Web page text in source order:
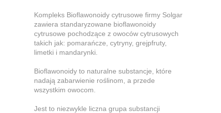
Kompleks Bioflawonoidy cytrusowe firmy Solgar
zawiera standaryzowane bioflawonoidy
cytrusowe pochodzące z owoców cytrusowych
takich jak: pomarańcze, cytryny, grejpfruty,
limetki i mandarynki.
Bioflawonoidy to naturalne substancje, które
nadają zabarwienie roślinom, a przede
wszystkim owocom.
Jest to niezwykle liczna grupa substancji